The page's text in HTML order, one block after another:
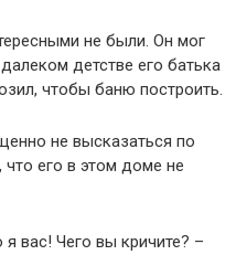
не были. Он мог
детстве его батька
чтобы баню построить.
не высказаться по
что его в этом доме не
вас! Чего вы кричите? –